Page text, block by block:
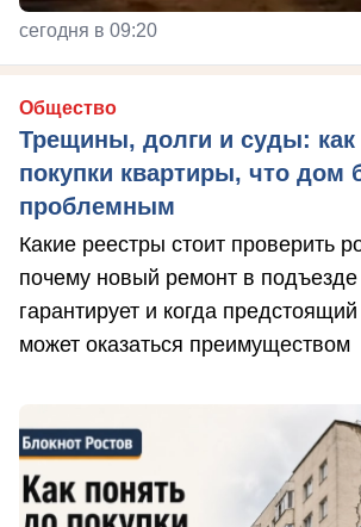
сегодня в 09:20
Общество
Трещины, долги и суды: как
покупки квартиры, что дом
проблемным
Какие реестры стоит проверить
почему новый ремонт в подъезде
гарантирует и когда
может оказаться преимуществом